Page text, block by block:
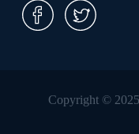
Copyright ©